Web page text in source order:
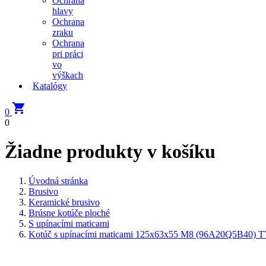
hlavy
Ochrana
zraku
Ochrana
pri práci
vo
výškach
Katalógy
0 
0
Žiadne produkty v košíku
Úvodná stránka
Brusivo
Keramické brusivo
Brúsne kotúče ploché
S upínacími maticami
Kotúč s upínacími maticami 125x63x55 M8 (96A20Q5B40)